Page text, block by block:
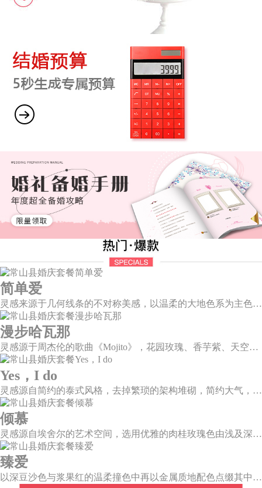
简单爱
灵感来源于几何线条的不对称美感，以温柔的大地色系为主色调，空间上，利用几何线条进行完美切割，配以柔和色系的花艺点缀，构造了一个温馨柔和、清新复古的空间。
漫步哈瓦那
灵感源于周杰伦的歌曲《Mojito》，花园玫瑰、香芋紫、天空蓝等色彩碰撞出的热带风情，在多层次空间下大方异域光彩。因为遇见了爱情，整个世界都变得五彩斑斓。
Yes，I do
灵感源自简约的泰式风格，去掉繁琐的架构堆砌，简约大气，雪山白与玛莎拉红的色彩碰撞，打造一种温馨明亮的感觉。
倾慕
灵感源自埃舍尔的艺术空间，选用优雅的肉桂玫瑰色由浅及深层层浸润，尽显复古柔情。婚礼以解构主义的风格，呈现不规则几何形状多种角度的拼合，带来丰富的视觉层次。
臻爱
以深豆沙色与浆果红的温柔撞色中再以金属质地配色点缀其中，张弛之中打造一个柔和且独立的婚礼空间。别致质感而又不失浪漫温情，拉开了如电影唯美诗意的篇章。